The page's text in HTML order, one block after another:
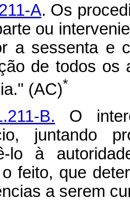
A. Os
ou
a sessenta e
de todos os
(AC)*
B. O
juntando
lo à
feito, que
a serem